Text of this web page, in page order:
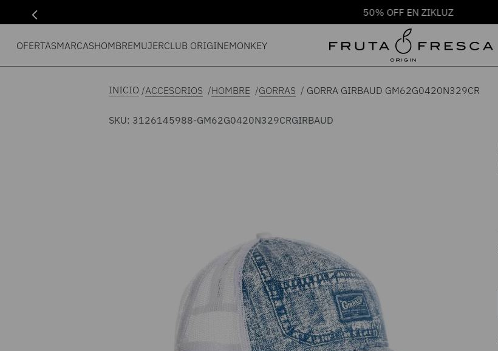
50% OFF EN ZIKLUZ
OFERTASMARCASHOMBREMUJERCLUB ORIGINEMONKEY
ACCESORIOS HOMBRE GORRAS GORRA GIRBAUD GM62G0420N329CR
SKU: 3126145988-GM62G0420N329CRGIRBAUD